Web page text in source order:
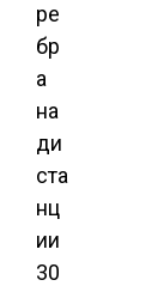
ре
бр
а
на
ди
ста
нц
ии
30